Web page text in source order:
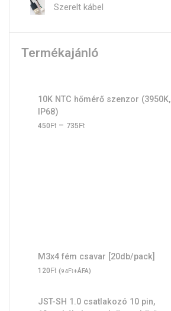
Szerelt kábel
Termékajánló
10K NTC hőmérő szenzor (3950K,
IP68)
450Ft – 735FtÁrtartomány:
M3x4 fém csavar [20db/pack]
120Ft (94Ft+ÁFA)
JST-SH 1.0 csatlakozó 10 pin,